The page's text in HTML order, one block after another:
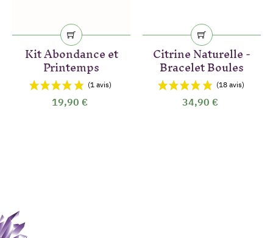
Kit Abondance et
Printemps
19,90 €
Citrine Naturelle -
Bracelet Boules
34,90 €